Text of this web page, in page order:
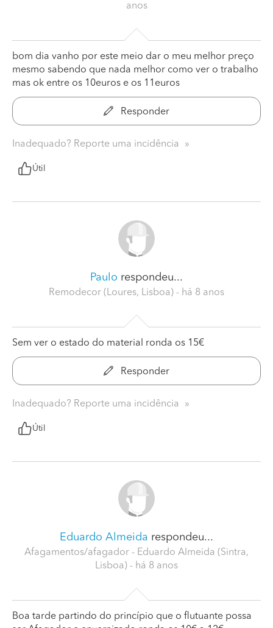
anos
bom dia vanho por este meio dar o meu melhor preço
mesmo sabendo que nada melhor como ver o trabalho
mas ok entre os 10euros e os 11euros
Responder
Inadequado? Reporte uma incidência
Útil
Paulo respondeu...
Remodecor (Loures, Lisboa) - há 8 anos
Sem ver o estado do material ronda os 15€
Responder
Inadequado? Reporte uma incidência
Útil
Eduardo Almeida respondeu...
Afagamentos/afagador - Eduardo Almeida (Sintra,
Lisboa) - há 8 anos
Boa tarde partindo do princípio que o flutuante possa